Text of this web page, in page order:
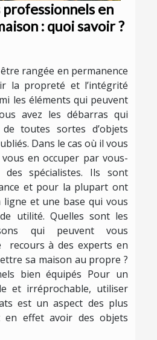
en
: quoi savoir ?
rangée en permanence
la propreté et l’intégrité
les éléments qui peuvent
avez les débarras qui
toutes sortes d’objets
Dans le cas où il vous
en occuper par vous-
des spécialistes. Ils sont
et pour la plupart ont
ligne et une base qui vous
utilité. Quelles sont les
qui peuvent vous
recours à des experts en
sa maison au propre ?
bien équipés Pour un
et irréprochable, utiliser
est un aspect des plus
en effet avoir des objets